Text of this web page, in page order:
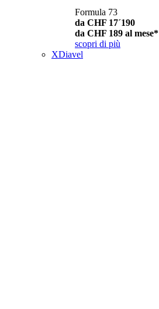
Formula 73
da CHF 17´190
da CHF 189 al mese*
scopri di più
XDiavel